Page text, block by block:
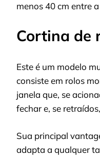
menos 40 cm entre
Cortina de
Este é um modelo
consiste em rolos
janela que, se
fechar e, se
Sua principal
adapta a qualquer